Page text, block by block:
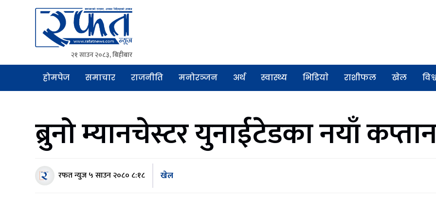
Rafat News
समाचारको रफ्तार, आवाज बिहिनहरुको आवाज
२१ साउन २०८३, बिहीबार
होमपेज समाचार राजनीति मनोरञ्जन अर्थ स्वास्थ्य भिडियाे राशीफल खेल
ब्रुनो म्यानचेस्टर युनाईटेडका नयाँ
रफत न्युज५ साउन २०८० ८:१८ खेल